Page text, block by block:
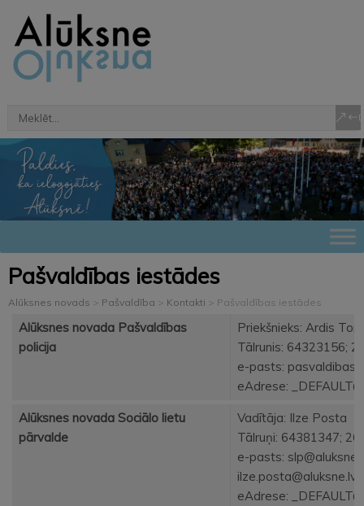
Pašvaldības iestādes
Alūksnes novads > Pašvaldība > Kontakti > Pašvaldības iestādes
Alūksnes novada Pašvaldības
policija
Priekšnieks: Ardis
Tālrunis: 64323156;
e-pasts:
eAdrese:
Alūksnes novada Sociālo lietu
pārvalde
Vadītāja: Ilze Posta
Tālruņi: 64381347;
e-pasts:
ilze.posta@aluksne.lv
eAdrese: